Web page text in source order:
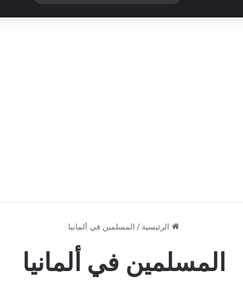
الرئيسية / المسلمين في ألمانيا
المسلمين في ألمانيا